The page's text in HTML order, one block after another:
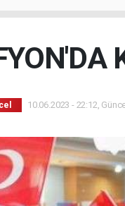
10.06.2023 - 22:12,